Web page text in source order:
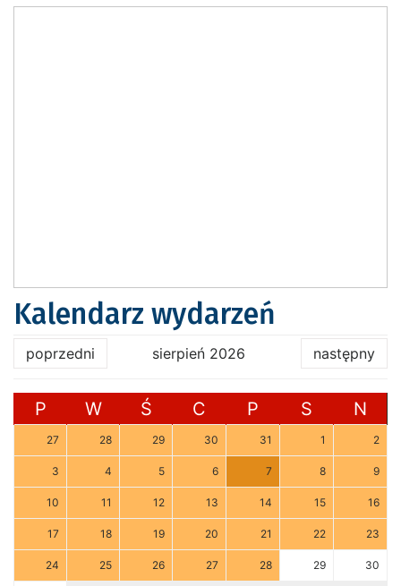
Kalendarz wydarzeń
poprzedni sierpień 2026 następny
P W Ś C P S N
27 28 29 30 31 1 2
3 4 5 6 7 8 9
10 11 12 13 14 15 16
17 18 19 20 21 22 23
24 25 26 27 28 29 30